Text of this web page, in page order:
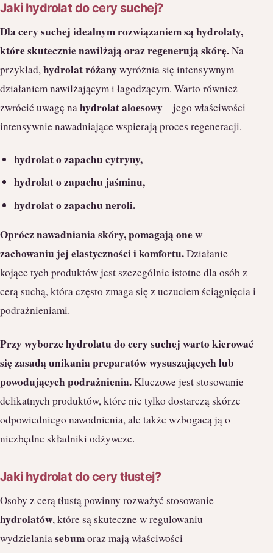
Jaki hydrolat do cery suchej?
Dla cery suchej idealnym rozwiązaniem są hydrolaty,
które skutecznie nawilżają oraz regenerują skórę.Na
przykład, hydrolat różanywyróżnia się intensywnym
działaniem nawilżającym i łagodzącym. Warto również
zwrócić uwagę na hydrolat aloesowy– jego właściwości
intensywnie nawadniające wspierają proces regeneracji.
hydrolat o zapachu cytryny,
hydrolat o zapachu jaśminu,
hydrolat o zapachu neroli.
Oprócz nawadniania skóry, pomagają one w
zachowaniu jej elastyczności i komfortu.Działanie
kojące tych produktów jest szczególnie istotne dla osób z
cerą suchą, która często zmaga się z uczuciem ściągnięcia i
podrażnieniami.
Przy wyborze hydrolatu do cery suchej warto kierować
się zasadą unikania preparatów wysuszających lub
powodujących podrażnienia.Kluczowe jest stosowanie
delikatnych produktów, które nie tylko dostarczą skórze
odpowiedniego nawodnienia, ale także wzbogacą ją o
niezbędne składniki odżywcze.
Jaki hydrolat do cery tłustej?
Osoby z cerą tłustą powinny rozważyć stosowanie
hydrolatów, które są skuteczne w regulowaniu
wydzielania sebumoraz mają właściwości